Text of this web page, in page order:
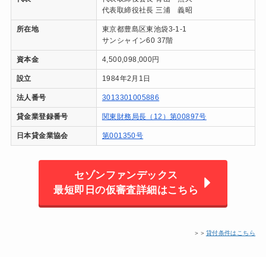
代表取締役社長 三浦 義昭
所在地
東京都豊島区東池袋3-1-1
サンシャイン60 37階
資本金 4,500,098,000円
設立 1984年2月1日
法人番号 3013301005886
貸金業登録番号 関東財務局長（12）第00897号
日本貸金業協会 第001350号
セゾンファンデックス
最短即日の仮審査詳細はこちら
＞＞ 貸付条件はこちら